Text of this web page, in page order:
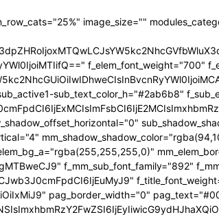
image_size=""
sub_text_color_h="#2ab6b8"
pag_border_width="0"